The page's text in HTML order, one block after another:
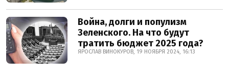
Война, долги и популизм
Зеленского. На что будут
тратить бюджет 2025 года?
ЯРОСЛАВ ВИНОКУРОВ, 19 НОЯБРЯ 2024, 16:13